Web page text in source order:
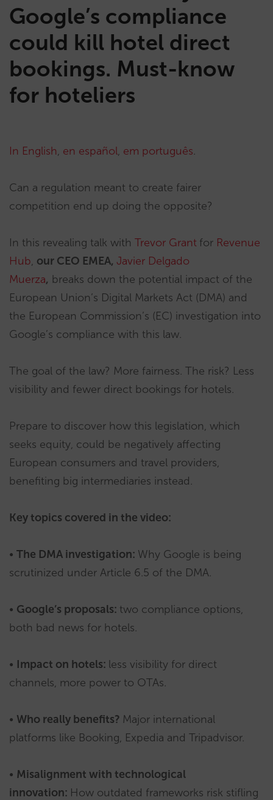
Google’s compliance
could kill hotel direct
bookings. Must-know
for hoteliers
In English, en español, em português.
Can a regulation meant to create fairer
competition end up doing the opposite?
In this revealing talk with Trevor Grant for Revenue
Hub, our CEO EMEA, Javier Delgado
Muerza, breaks down the potential impact of the
European Union’s Digital Markets Act (DMA) and
the European Commission’s (EC) investigation into
Google’s compliance with this law.
The goal of the law? More fairness. The risk? Less
visibility and fewer direct bookings for hotels.
Prepare to discover how this legislation, which
seeks equity, could be negatively affecting
European consumers and travel providers,
benefiting big intermediaries instead.
Key topics covered in the video:
• The DMA investigation: Why Google is being
scrutinized under Article 6.5 of the DMA.
• Google’s proposals: two compliance options,
both bad news for hotels.
• Impact on hotels: less visibility for direct
channels, more power to OTAs.
• Who really benefits? Major international
platforms like Booking, Expedia and Tripadvisor.
• Misalignment with technological
innovation: How outdated frameworks risk stifling